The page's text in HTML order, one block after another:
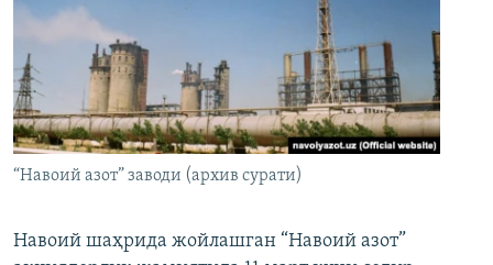
“Навоий азот” заводи (архив сурати)
Навоий шаҳрида жойлашган “Навоий азот”